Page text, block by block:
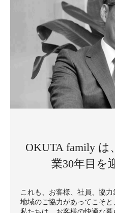
OKUTA family は
業30年目を
これも、お客様、社員、協
地域のご協力があってこそと
私たちは、お客様の快適な